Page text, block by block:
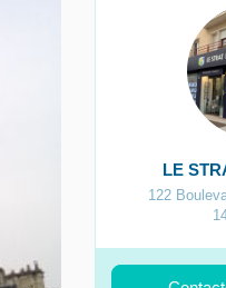
LE
122